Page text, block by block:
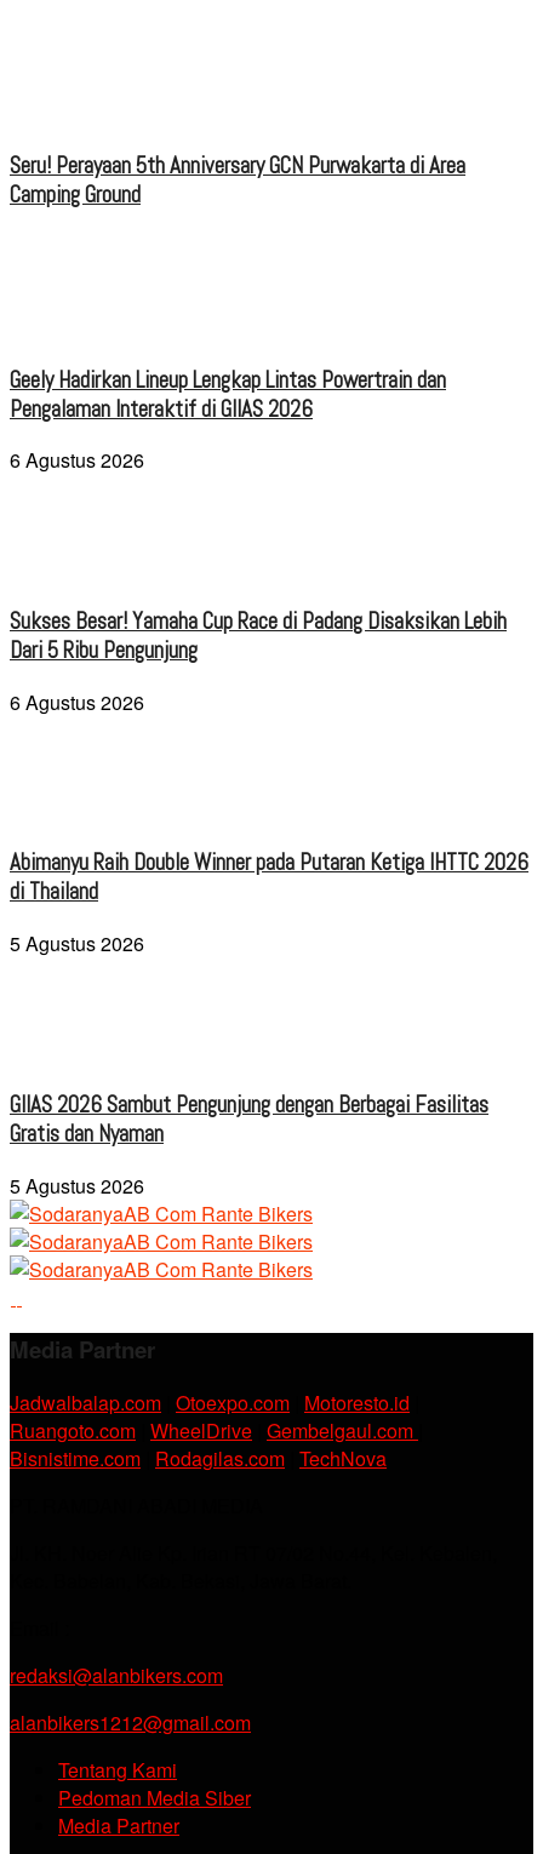
Seru! Perayaan 5th Anniversary GCN Purwakarta di Area
Camping Ground
Geely Hadirkan Lineup Lengkap Lintas Powertrain dan
Pengalaman Interaktif di GIIAS 2026
6 Agustus 2026
Sukses Besar! Yamaha Cup Race di Padang Disaksikan Lebih
Dari 5 Ribu Pengunjung
6 Agustus 2026
Abimanyu Raih Double Winner pada Putaran Ketiga IHTTC 2026
di Thailand
5 Agustus 2026
GIIAS 2026 Sambut Pengunjung dengan Berbagai Fasilitas
Gratis dan Nyaman
5 Agustus 2026
Media Partner
Jadwalbalap.com Otoexpo.com Motoresto.id
Ruangoto.com WheelDrive Gembelgaul.com
Bisnistime.com Rodagilas.com TechNova
redaksi@alanbikers.com
alanbikers1212@gmail.com
Tentang Kami
Pedoman Media Siber
Media Partner